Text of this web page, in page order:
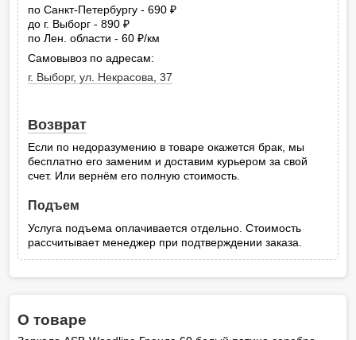
по Санкт-Петербургу - 690
до г. Выборг - 890
по Лен. области - 60
руб.
/км
Самовывоз по адресам:
г. Выборг, ул. Некрасова, 37
Возврат
Если по недоразумению в товаре окажется брак, мы
бесплатно его заменим и доставим курьером за свой
счет. Или вернём его полную стоимость.
Подъем
Услуга подъема оплачивается отдельно. Стоимость
рассчитывает менеджер при подтверждении заказа.
О товаре